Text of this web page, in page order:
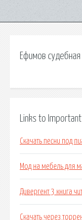
Ефимов
Links to
Скачать песни под
Мод на мебель для
Дивергент 3 книга
Скачать через